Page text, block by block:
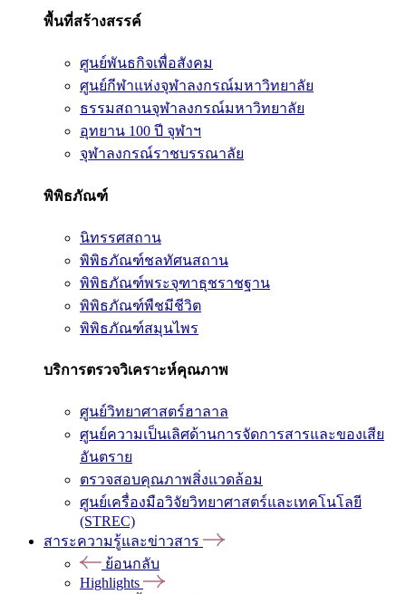
พื้นที่สร้างสรรค์
ศูนย์พันธกิจเพื่อสังคม
ศูนย์กีฬาแห่งจุฬาลงกรณ์มหาวิทยาลัย
ธรรมสถานจุฬาลงกรณ์มหาวิทยาลัย
อุทยาน 100 ปี จุฬาฯ
จุฬาลงกรณ์ราชบรรณาลัย
พิพิธภัณฑ์
นิทรรศสถาน
พิพิธภัณฑ์ชลทัศนสถาน
พิพิธภัณฑ์พระจุฑาธุชราชฐาน
พิพิธภัณฑ์พืชมีชีวิต
พิพิธภัณฑ์สมุนไพร
บริการตรวจวิเคราะห์คุณภาพ
ศูนย์วิทยาศาสตร์ฮาลาล
ศูนย์ความเป็นเลิศด้านการจัดการสารและของเสีย
อันตราย
ตรวจสอบคุณภาพสิ่งแวดล้อม
ศูนย์เครื่องมือวิจัยวิทยาศาสตร์และเทคโนโลยี
(STREC)
สาระความรู้และข่าวสาร
ย้อนกลับ
Highlights